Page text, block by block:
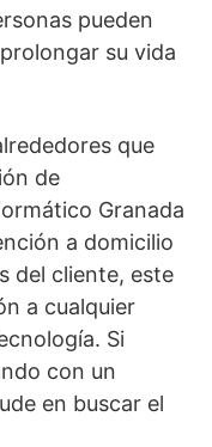
pueden
su vida
que
de
Granada
a domicilio
del cliente, este
a cualquier
Si
con un
en buscar el